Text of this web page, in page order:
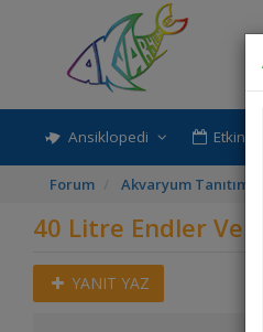
Ansiklopedi
Forum Akvaryum Tanıtımı
40 Litre Endler Ve
YANIT YAZ